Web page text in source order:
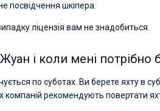
посвідчення шкіпера.
ліцензія вам не знадобиться.
і коли мені потрібно
по суботах. Ви берете яхту в
компаній рекомендують повертати